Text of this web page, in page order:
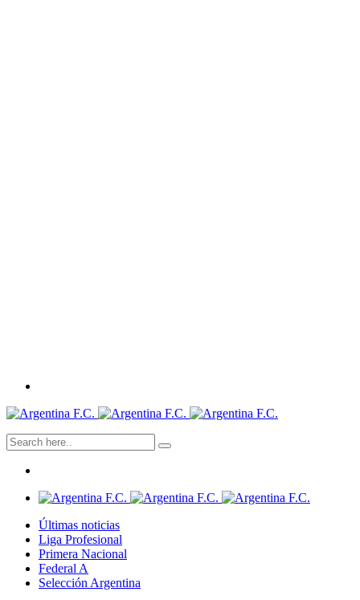
Últimas noticias
Liga Profesional
Primera Nacional
Federal A
Selección Argentina